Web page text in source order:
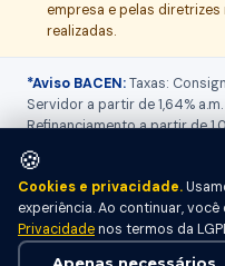
empresa e pelas
realizadas.
*Aviso BACEN:Taxas:
Servidor a partir de 1,64% a.m.
Refinanciamento a partir de
1,73% a.m. O
atendimento, pois varia
IOF, seguros, tarifas e perfil
e aprovação pelo Banco do
IOF, seguros e demais
Todas as operações são
🍪
Cookies e privacidade.
experiência. Ao continuar,
Privacidadenos termos da